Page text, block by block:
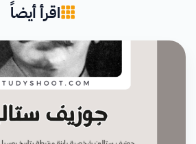
اقرأ أيضاً